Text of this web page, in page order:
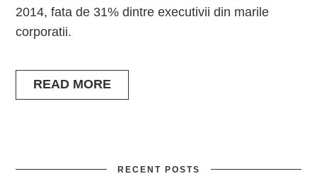
2014, fata de 31% dintre executivii din marile
corporatii.
READ MORE
RECENT POSTS